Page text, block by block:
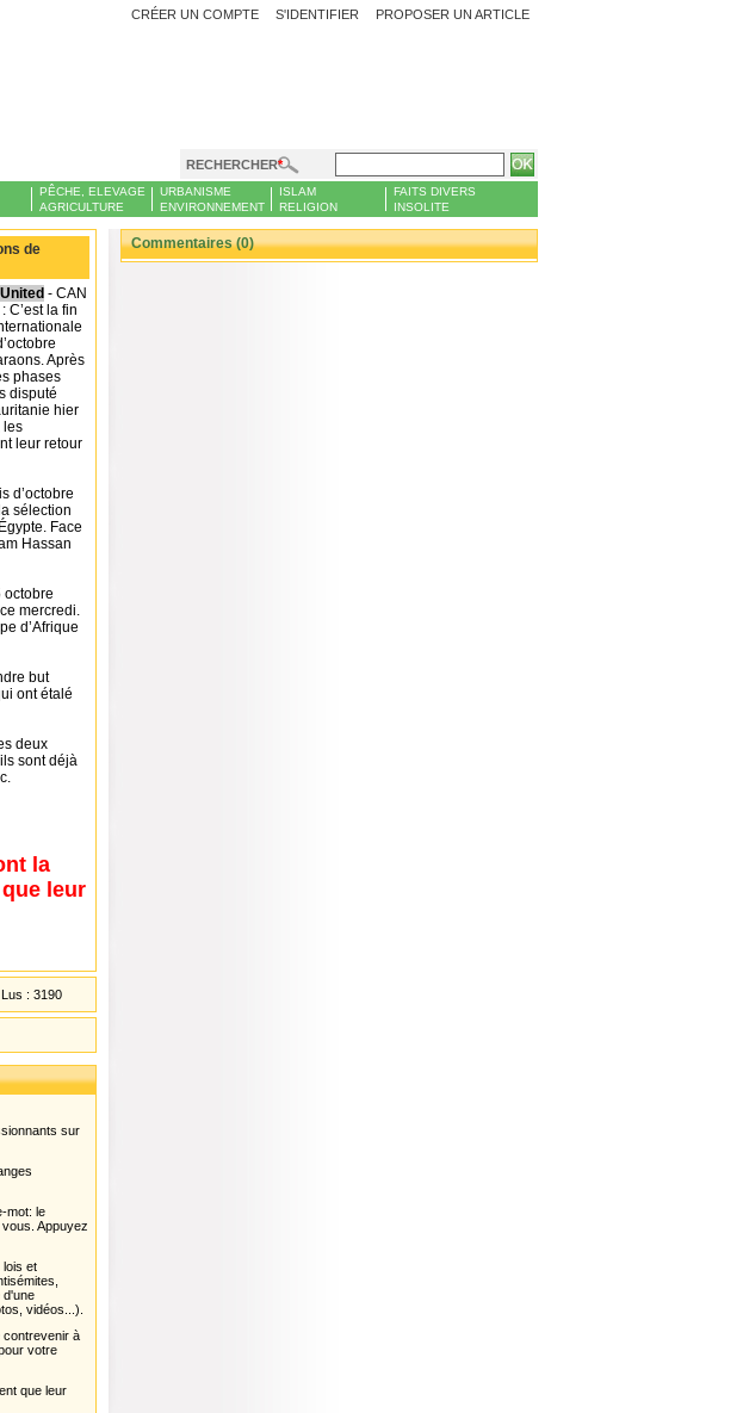
PROPOSER UN ARTICLE
CRÉER UN COMPTE S'IDENTIFIER
RECHERCHER
PÊCHE, ELEVAGE
AGRICULTURE
URBANISME
ENVIRONNEMENT
ISLAM
RELIGION
FAITS DIVERS
INSOLITE
de
- CAN
C’est la fin
Après
phases
disputé
hier
les
leur retour
d’octobre
sélection
Face
Hassan
octobre
mercredi.
d’Afrique
but
ont étalé
deux
sont déjà
la
leur
Lus : 3190
sur
mot: le
Appuyez
lois et
d'une
vidéos...).
contrevenir à
votre
que leur
Commentaires (0)